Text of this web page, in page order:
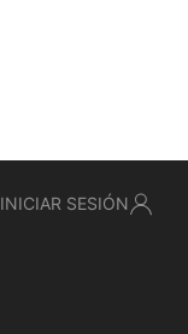
INICIAR SESIÓN